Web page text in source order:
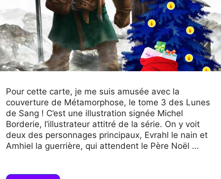
Pour cette carte, je me suis amusée avec la
couverture de Métamorphose, le tome 3 des Lunes
de Sang ! C’est une illustration signée Michel
Borderie, l’illustrateur attitré de la série. On y voit
deux des personnages principaux, Evrahl le nain et
Amhiel la guerrière, qui attendent le Père Noël …